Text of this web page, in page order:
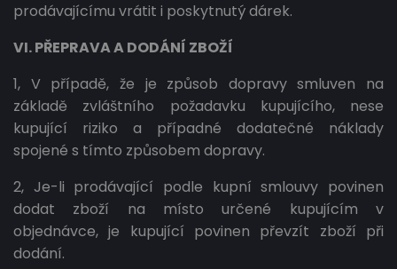
prodávajícímu vrátit i poskytnutý dárek.
VI. PŘEPRAVA A DODÁNÍ ZBOŽÍ
1, V případě, že je způsob dopravy smluven na
základě zvláštního požadavku kupujícího, nese
kupující riziko a případné dodatečné náklady
spojené s tímto způsobem dopravy.
2, Je-li prodávající podle kupní smlouvy povinen
dodat zboží na místo určené kupujícím v
objednávce, je kupující povinen převzít zboží při
dodání.